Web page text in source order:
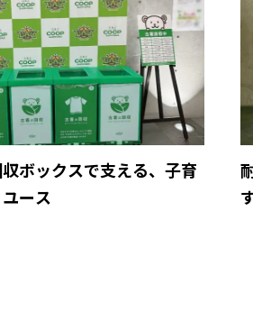
ボックスで支える、子育
ース